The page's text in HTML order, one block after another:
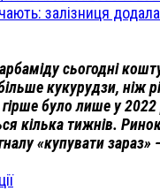
залізниця
сьогодні
кукурудзи, ніж
було лише у 2022
кілька тижнів.
«купувати